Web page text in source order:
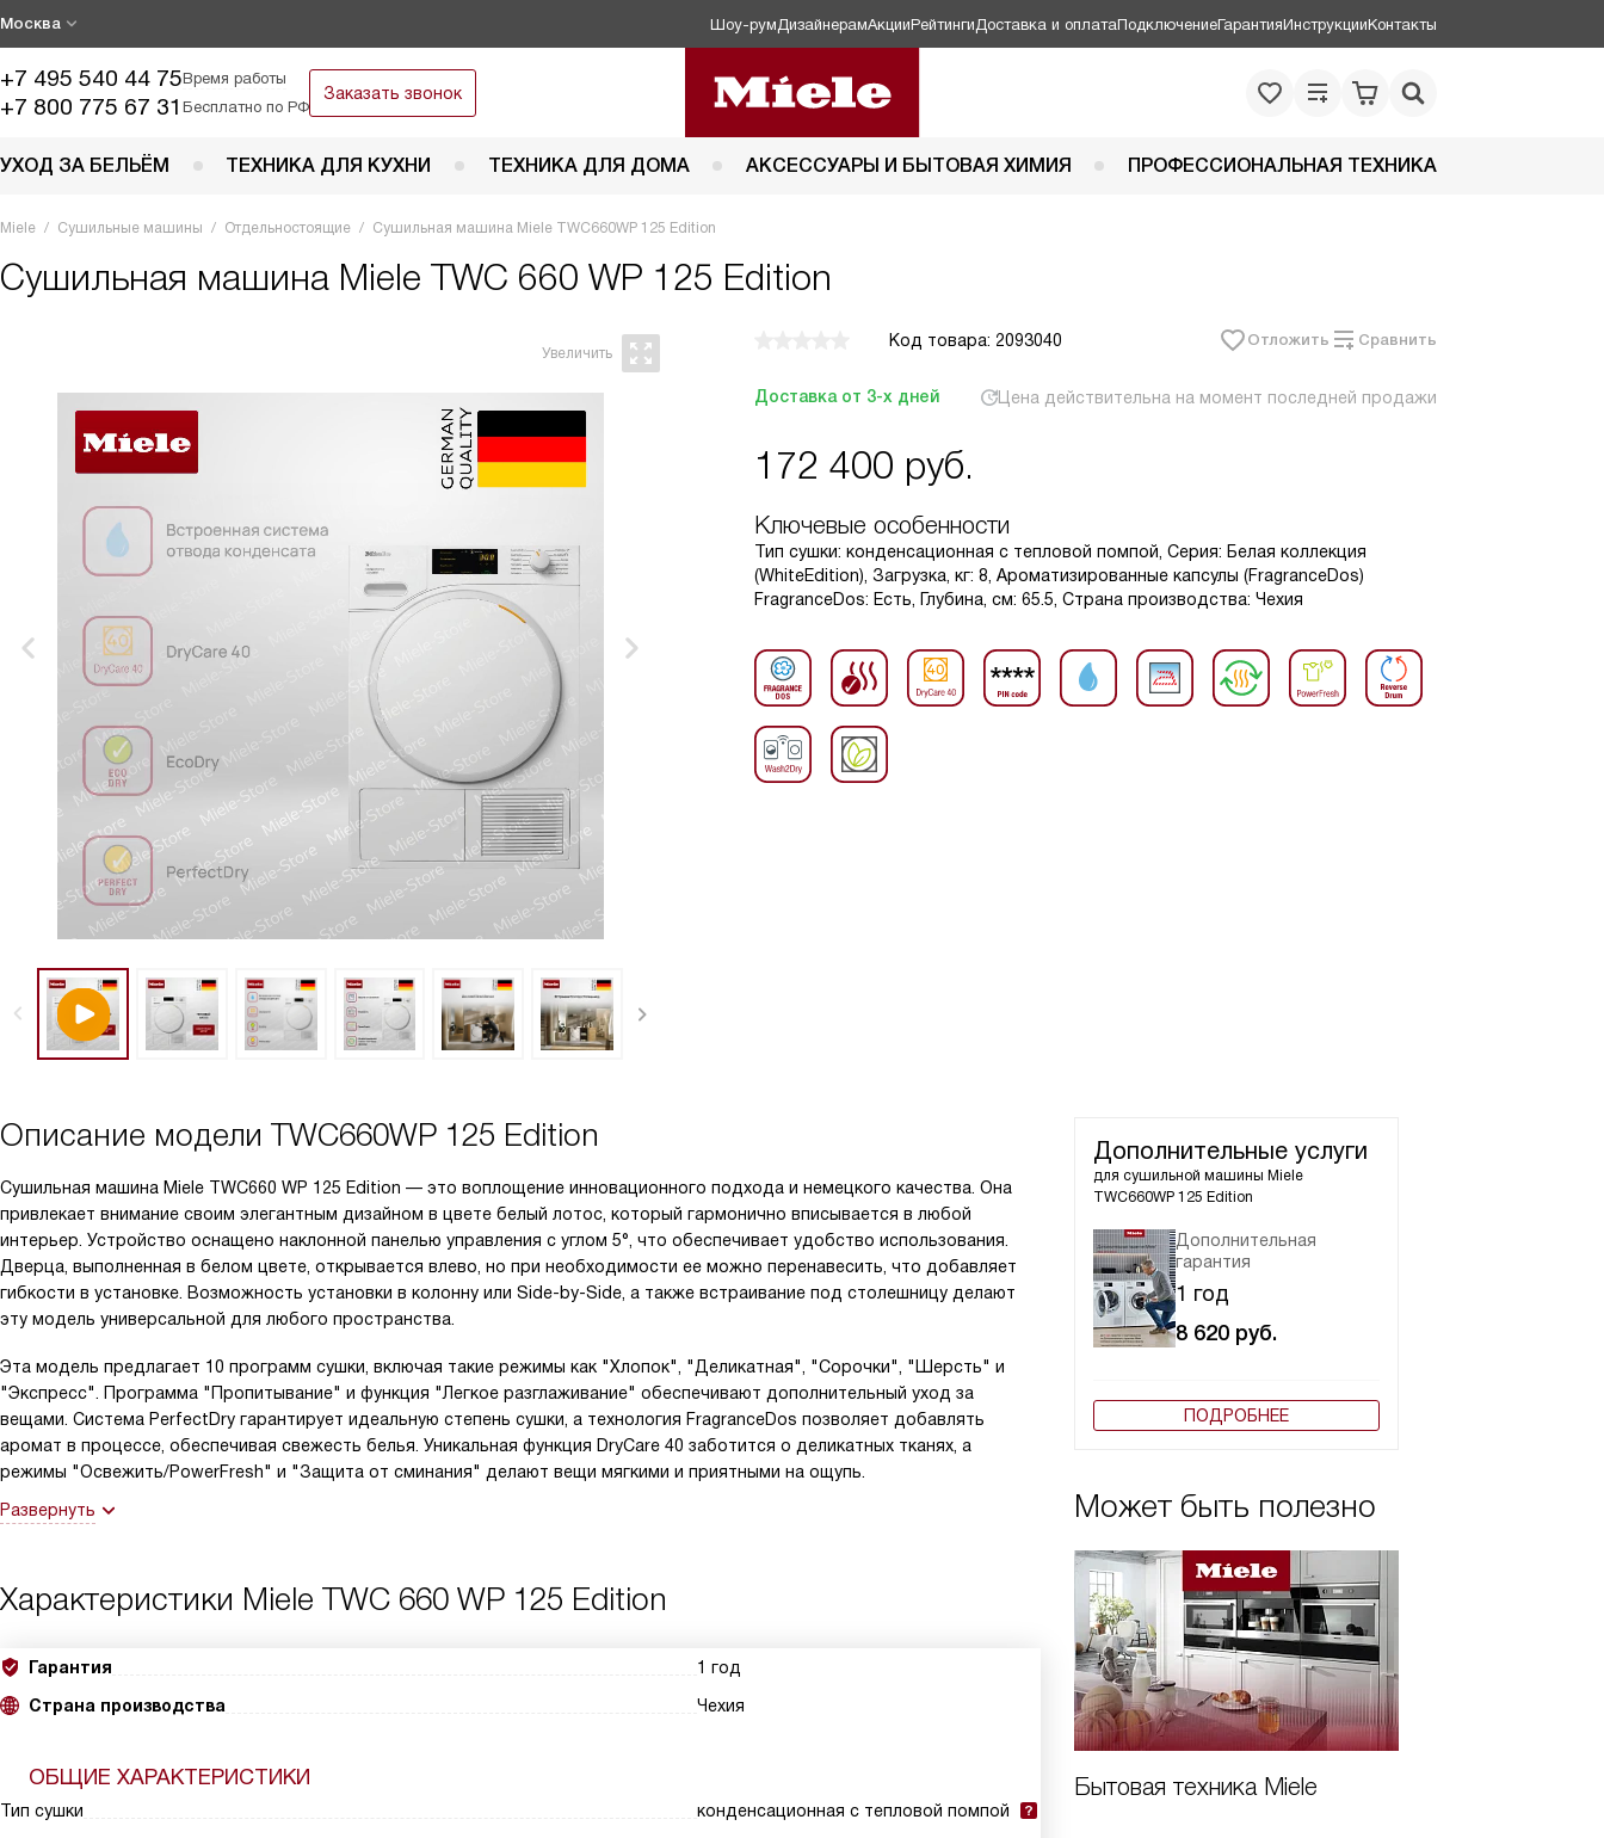
Москва Шоу-рум ДизайнерамАкцииРейтинги Доставка и оплатаПодключениеГарантияИнструкцииКонтакты
+7 495 540 44 75Время работы
+7 800 775 67 31 Бесплатно по РФ
Заказать звонок
УХОД ЗА БЕЛЬЁМ ТЕХНИКА ДЛЯ КУХНИ ТЕХНИКА ДЛЯ ДОМА АКСЕССУАРЫ И БЫТОВАЯ ХИМИЯ ПРОФЕССИОНАЛЬНАЯ ТЕХНИКА
Miele Сушильные машины Отдельностоящие Сушильная машина Miele TWC660WP 125 Edition
Сушильная машина Miele TWC 660 WP 125 Edition
Код товара: 2093040 Отложить Сравнить
Доставка от 3-х дней Цена действительна на момент последней продажи
172 400 руб.
Ключевые особенности
Тип сушки: конденсационная с тепловой помпой, Серия: Белая коллекция
(WhiteEdition), Загрузка, кг: 8, Ароматизированные капсулы (FragranceDos)
FragranceDos: Есть, Глубина, см: 65.5, Страна производства: Чехия
Дополнительные услуги
для сушильной машины Miele
TWC660WP 125 Edition
Дополнительная
гарантия
1 год
8 620 руб.
ПОДРОБНЕЕ
Может быть полезно
Бытовая техника Miele
Описание модели TWC660WP 125 Edition
Сушильная машина Miele TWC660 WP 125 Edition — это воплощение инновационного подхода и немецкого качества. Она
привлекает внимание своим элегантным дизайном в цвете белый лотос, который гармонично вписывается в любой
интерьер. Устройство оснащено наклонной панелью управления с углом 5°, что обеспечивает удобство использования.
Дверца, выполненная в белом цвете, открывается влево, но при необходимости ее можно перенавесить, что добавляет
гибкости в установке. Возможность установки в колонну или Side-by-Side, а также встраивание под столешницу делают
эту модель универсальной для любого пространства.
Эта модель предлагает 10 программ сушки, включая такие режимы как "Хлопок", "Деликатная", "Сорочки", "Шерсть" и
"Экспресс". Программа "Пропитывание" и функция "Легкое разглаживание" обеспечивают дополнительный уход за
вещами. Система PerfectDry гарантирует идеальную степень сушки, а технология FragranceDos позволяет добавлять
аромат в процессе, обеспечивая свежесть белья. Уникальная функция DryCare 40 заботится о деликатных тканях, а
режимы "Освежить/PowerFresh" и "Защита от сминания" делают вещи мягкими и приятными на ощупь.
Развернуть
Характеристики Miele TWC 660 WP 125 Edition
Гарантия
1 год
Страна производства
Чехия
ОБЩИЕ ХАРАКТЕРИСТИКИ
Тип сушки
конденсационная с тепловой помпой